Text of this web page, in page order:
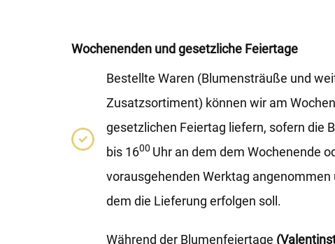
Wochenenden und gesetzliche Feiertage
Bestellte Waren (Blumensträuße und
Zusatzsortiment) können wir am
gesetzlichen Feiertag liefern, sofern die
bis 1600 Uhr an dem dem Wochenende
vorausgehenden Werktag angenommen
dem die Lieferung erfolgen soll.
Während der Blumenfeiertage